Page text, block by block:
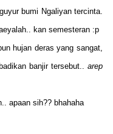
bumi Ngaliyan tercinta.
kan semesteran :p
hujan deras yang sangat,
banjir tersebut.. arep
apaan sih?? bhahaha